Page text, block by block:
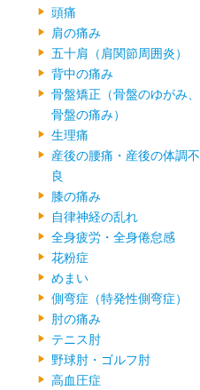
頭痛
肩の痛み
五十肩（肩関節周囲炎）
背中の痛み
骨盤矯正（骨盤のゆがみ、
骨盤の痛み）
生理痛
産後の腰痛・産後の体調不
良
膝の痛み
自律神経の乱れ
全身疲労・全身倦怠感
花粉症
めまい
側弯症（特発性側弯症）
肘の痛み
テニス肘
野球肘・ゴルフ肘
高血圧症